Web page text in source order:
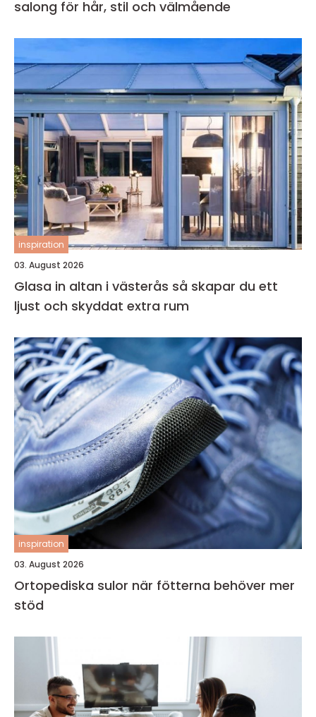
salong för hår, stil och välmående
inspiration
03. August 2026
Glasa in altan i västerås så skapar du ett
ljust och skyddat extra rum
inspiration
03. August 2026
Ortopediska sulor när fötterna behöver mer
stöd